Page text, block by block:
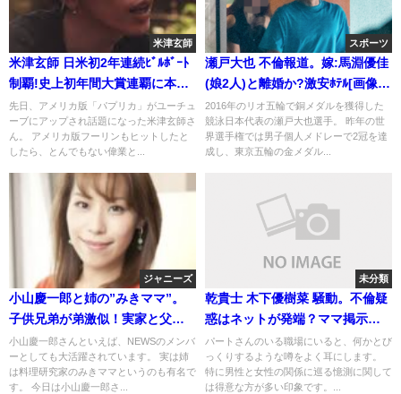
米津玄師
米津玄師 日米初2年連続ﾋﾞﾙﾎﾞｰﾄ
制覇!史上初年間大賞連覇に本人ｺ
ﾒﾝﾄ
先日、アメリカ版「パプリカ」がユーチュ
ーブにアップされ話題になった米津玄師さ
ん。 アメリカ版フーリンもヒットしたと
したら、とんでもない偉業と...
スポーツ
瀬戸大也 不倫報道。嫁:馬淵優佳
(娘2人)と離婚か?激安ﾎﾃﾙ[画像/
週刊誌]
2016年のリオ五輪で銅メダルを獲得した
競泳日本代表の瀬戸大也選手。 昨年の世
界選手権では男子個人メドレーで2冠を達
成し、東京五輪の金メダル...
ジャニーズ
小山慶一郎と姉の”みきママ”。
子供兄弟が弟激似！実家と父と
大学でバレる
小山慶一郎さんといえば、NEWSのメンバ
ーとしても大活躍されています。 実は姉
は料理研究家のみきママというのも有名で
す。 今日は小山慶一郎さ...
未分類
乾貴士 木下優樹菜 騒動。不倫疑
惑はネットが発端？ママ掲示板
の威力
パートさんのいる職場にいると、何かとび
っくりするような噂をよく耳にします。
特に男性と女性の関係に巡る憶測に関して
は得意な方が多い印象です。...